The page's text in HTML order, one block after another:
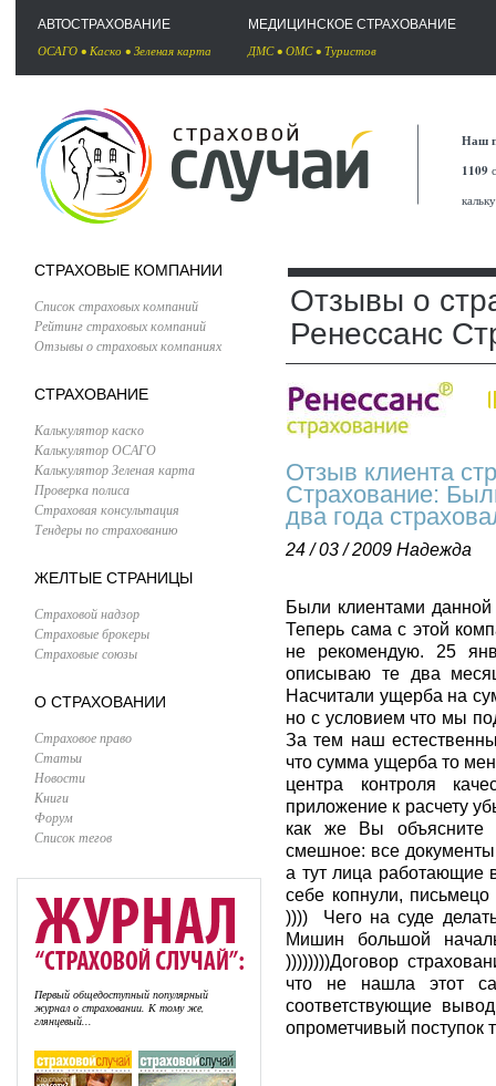
АВТОСТРАХОВАНИЕ
ОСАГО • Каско • Зеленая карта
МЕДИЦИНСКОЕ СТРАХОВАНИЕ
ДМС• ОМС• Туристов
Наш
1109
СТРАХОВЫЕ КОМПАНИИ
Список страховых компаний
Рейтинг страховых компаний
Отзывы о страховых компаниях
СТРАХОВАНИЕ
Калькулятор каско
Калькулятор ОСАГО
Калькулятор Зеленая карта
Проверка полиса
Страховая консультация
Тендеры по страхованию
ЖЕЛТЫЕ СТРАНИЦЫ
Страховой надзор
Страховые брокеры
Страховые союзы
О СТРАХОВАНИИ
Страховое право
Статьи
Новости
Книги
Форум
Список тегов
Первый общедоступный популярный
журнал о страховании. К тому же,
глянцевый...
Отзывы о
Ренессанс
Отзыв клиента
Страхование:
два года
24 / 03 / 2009 Надежда
Были клиентами
Теперь сама с этой
не рекомендую. 25
описываю те два
Насчитали ущерба на
но с условием что мы
За тем наш
что сумма ущерба то
центра контроля
приложение к расчету
как же Вы
смешное: все
а тут лица работающие
себе копнули,
)))) Чего на суде
Мишин большой
))))))))Договор
что не нашла этот
соответствующие
опрометчивый поступок